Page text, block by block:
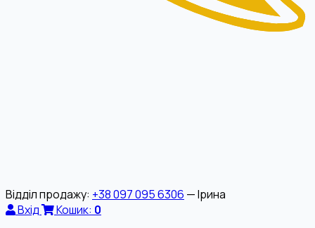
Відділ продажу: +38 097 095 6306 — Ірина
Вхід
Кошик: 0